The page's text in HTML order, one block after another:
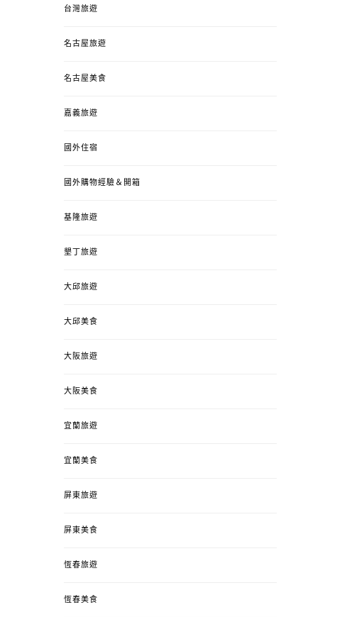
台灣旅遊
名古屋旅遊
名古屋美食
嘉義旅遊
國外住宿
國外購物經驗＆開箱
基隆旅遊
墾丁旅遊
大邱旅遊
大邱美食
大阪旅遊
大阪美食
宜蘭旅遊
宜蘭美食
屏東旅遊
屏東美食
恆春旅遊
恆春美食